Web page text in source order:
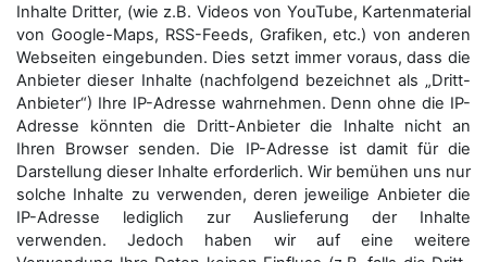
Inhalte Dritter, (wie z.B. Videos von YouTube, Kartenmaterial
von Google-Maps, RSS-Feeds, Grafiken, etc.) von anderen
Webseiten eingebunden. Dies setzt immer voraus, dass die
Anbieter dieser Inhalte (nachfolgend bezeichnet als „Dritt-
Anbieter“) Ihre IP-Adresse wahrnehmen. Denn ohne die IP-
Adresse könnten die Dritt-Anbieter die Inhalte nicht an
Ihren Browser senden. Die IP-Adresse ist damit für die
Darstellung dieser Inhalte erforderlich. Wir bemühen uns nur
solche Inhalte zu verwenden, deren jeweilige Anbieter die
IP-Adresse lediglich zur Auslieferung der Inhalte
verwenden. Jedoch haben wir auf eine weitere